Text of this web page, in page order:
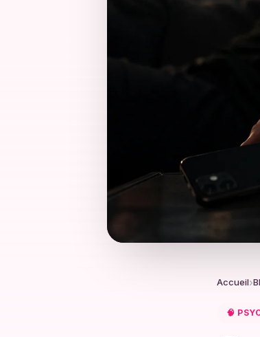
Accueil
🧠